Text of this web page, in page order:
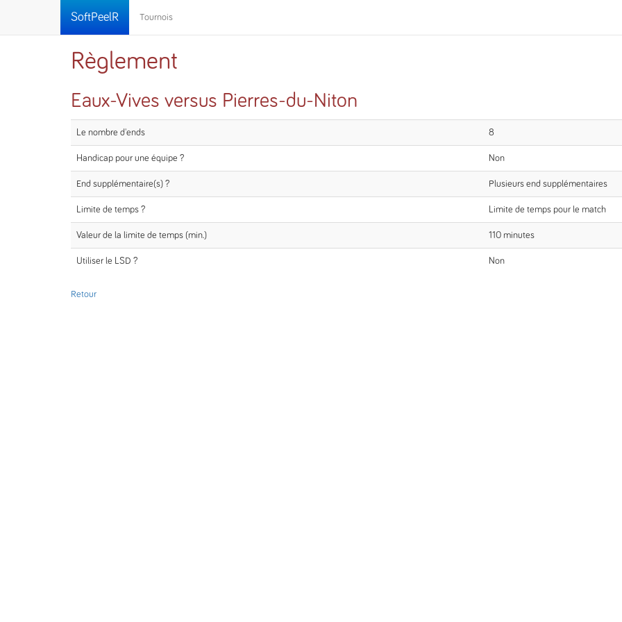
SoftPeelR Tournois
Règlement
Eaux-Vives versus Pierres-du-Niton
Le nombre d'ends 8
Handicap pour une équipe ? Non
End supplémentaire(s) ? Plusieurs end supplémentaires
Limite de temps ? Limite de temps pour le match
Valeur de la limite de temps (min.) 110 minutes
Utiliser le LSD ? Non
Retour